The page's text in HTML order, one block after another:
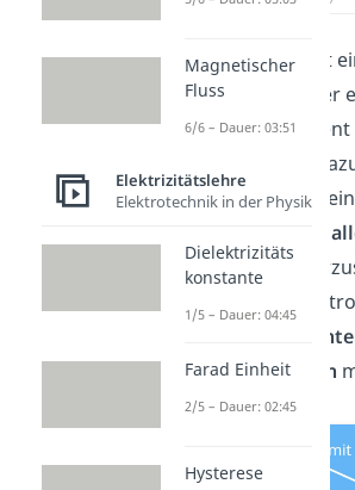
Ein Schaltplan ist
Darstellung
einer
Schaltung. Er
Elektrotechnik
Schaltkreis mit
verständlich
versteht ein
zusammenbauen
Magnetischer
Fluss
6/6 – Dauer: 03:51
Elektrizitätslehre
Elektrotechnik in der Physik
Dielektrizitäts
konstante
1/5 – Dauer: 04:45
Farad Einheit
2/5 – Dauer: 02:45
Hysterese